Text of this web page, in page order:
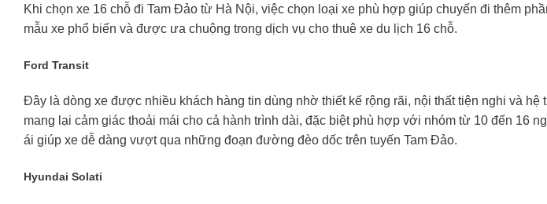
Khi chọn xe 16 chỗ đi Tam Đảo từ Hà Nội, việc chọn loại xe phù hợp giúp chuyến đi thêm
mẫu xe phổ biến và được ưa chuộng trong dịch vụ cho thuê xe du lịch 16 chỗ.
Ford Transit
Đây là dòng xe được nhiều khách hàng tin dùng nhờ thiết kế rộng rãi, nội thất tiện nghi và hệ
mang lại cảm giác thoải mái cho cả hành trình dài, đặc biệt phù hợp với nhóm từ 10 đến 16
ái giúp xe dễ dàng vượt qua những đoạn đường đèo dốc trên tuyến Tam Đảo.
Hyundai Solati